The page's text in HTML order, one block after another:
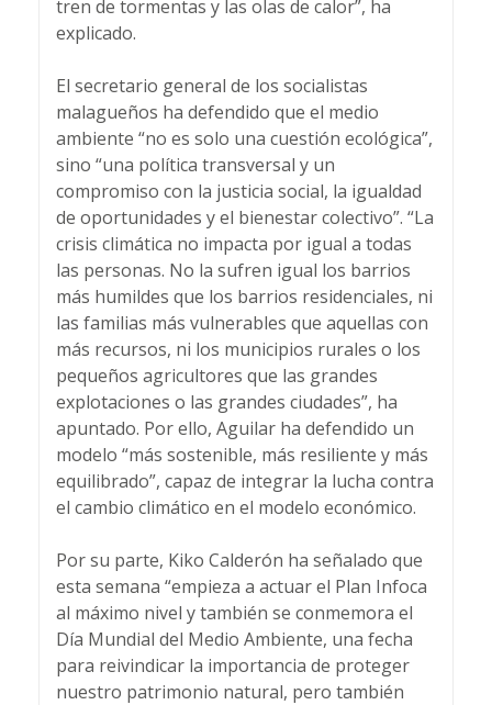
tren de tormentas y las olas de calor”, ha
explicado.
El secretario general de los socialistas
malagueños ha defendido que el medio
ambiente “no es solo una cuestión ecológica”,
sino “una política transversal y un
compromiso con la justicia social, la igualdad
de oportunidades y el bienestar colectivo”. “La
crisis climática no impacta por igual a todas
las personas. No la sufren igual los barrios
más humildes que los barrios residenciales, ni
las familias más vulnerables que aquellas con
más recursos, ni los municipios rurales o los
pequeños agricultores que las grandes
explotaciones o las grandes ciudades”, ha
apuntado. Por ello, Aguilar ha defendido un
modelo “más sostenible, más resiliente y más
equilibrado”, capaz de integrar la lucha contra
el cambio climático en el modelo económico.
Por su parte, Kiko Calderón ha señalado que
esta semana “empieza a actuar el Plan Infoca
al máximo nivel y también se conmemora el
Día Mundial del Medio Ambiente, una fecha
para reivindicar la importancia de proteger
nuestro patrimonio natural, pero también